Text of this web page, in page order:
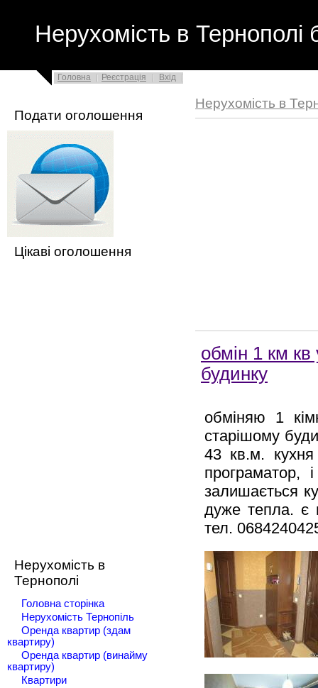
Нерухомість в Тернополі
Головна Реєстрація Вхід
Подати оголошення
Цікаві оголошення
Нерухомість в
Тернополі
Головна сторінка
Нерухомість Тернопіль
Оренда квартир (здам
квартиру)
Оренда квартир (винайму
квартиру)
Квартири
Нерухомість в
обмін 1 км
будинку
обміняю 1
старішому
43 кв.м.
програматор,
залишається
дуже тепла. є
тел.